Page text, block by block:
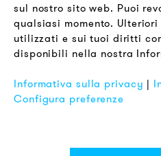
Il tipo più conosciuto di
faro a specchio rotante.
Luci rotanti
sul nostro sito web. Puoi
qualsiasi momento.
utilizzati e sui tuoi diritti
disponibili nella nostra
Informativa sulla privacy |
Configura preferenze